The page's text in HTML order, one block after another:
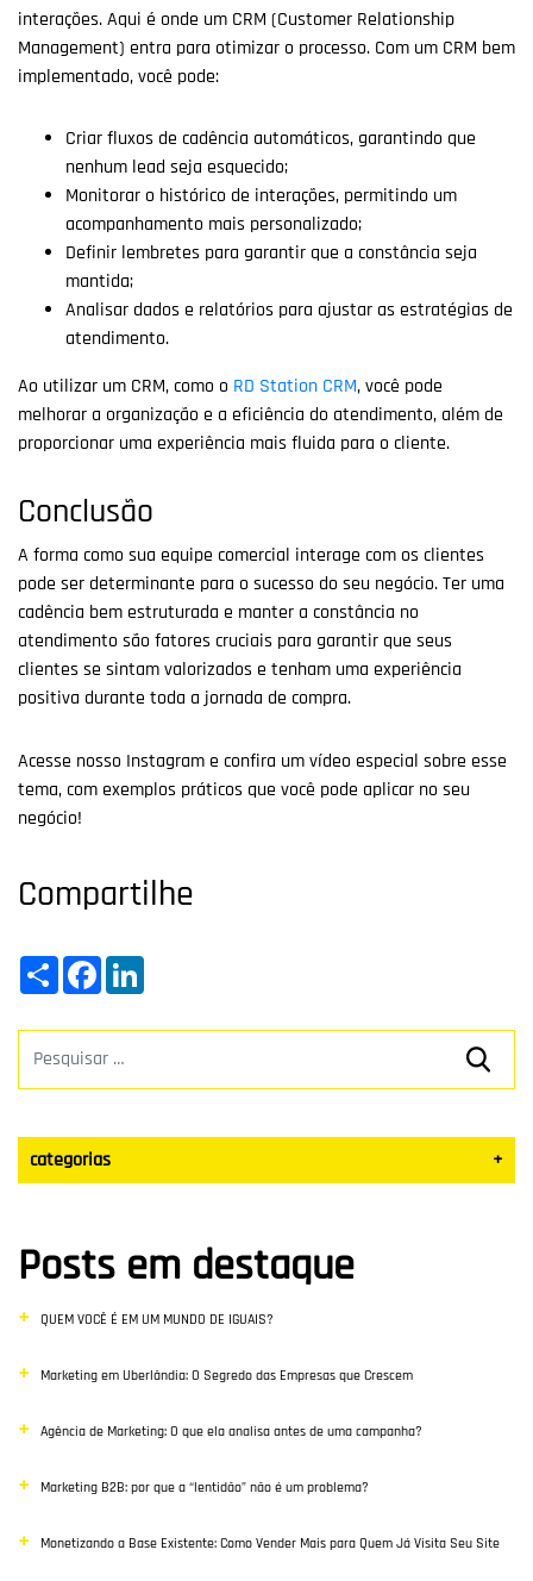
interações. Aqui é onde um CRM (Customer Relationship
Management) entra para otimizar o processo. Com um CRM bem
implementado, você pode:
Criar fluxos de cadência automáticos, garantindo que
nenhum lead seja esquecido;
Monitorar o histórico de interações, permitindo um
acompanhamento mais personalizado;
Definir lembretes para garantir que a constância seja
mantida;
Analisar dados e relatórios para ajustar as estratégias de
atendimento.
Ao utilizar um CRM, como o RD Station CRM, você pode
melhorar a organização e a eficiência do atendimento, além de
proporcionar uma experiência mais fluida para o cliente.
Conclusão
A forma como sua equipe comercial interage com os clientes
pode ser determinante para o sucesso do seu negócio. Ter uma
cadência bem estruturada e manter a constância no
atendimento são fatores cruciais para garantir que seus
clientes se sintam valorizados e tenham uma experiência
positiva durante toda a jornada de compra.
Acesse nosso Instagram e confira um vídeo especial sobre esse
tema, com exemplos práticos que você pode aplicar no seu
negócio!
Compartilhe
ShareFacebook
categorias +
Blog
Vendas
Destaque
Inbound Marketing
Desenvolvimento Web
Google Ads
Posts em destaque
QUEM VOCÊ É EM UM MUNDO DE IGUAIS?
Marketing em Uberlândia: O Segredo das Empresas que Crescem
Agência de Marketing: O que ela analisa antes de uma campanha?
Marketing B2B: por que a “lentidão” não é um problema?
Monetizando a Base Existente: Como Vender Mais para Quem Já Visita Seu Site